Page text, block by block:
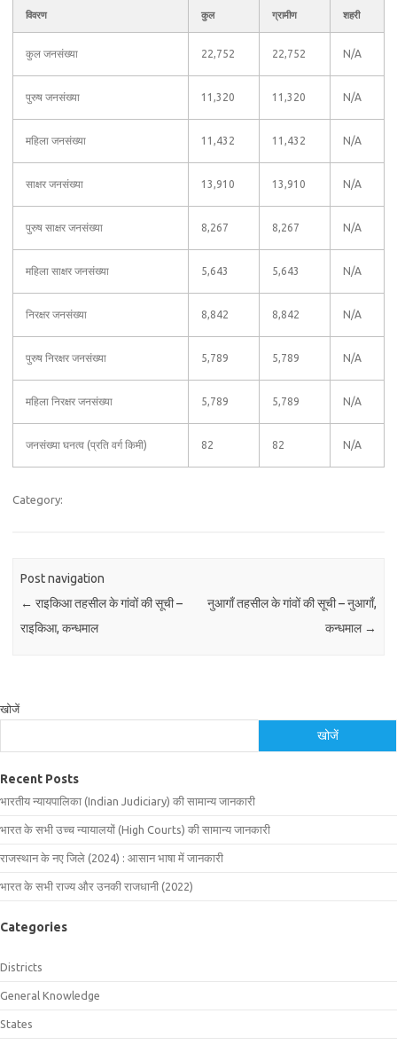
विवरण कुल ग्रामीण शहरी
कुल जनसंख्या 22,752 22,752 N/A
पुरुष जनसंख्या 11,320 11,320 N/A
महिला जनसंख्या 11,432 11,432 N/A
साक्षर जनसंख्या 13,910 13,910 N/A
पुरुष साक्षर जनसंख्या 8,267 8,267 N/A
महिला साक्षर जनसंख्या 5,643 5,643 N/A
निरक्षर जनसंख्या 8,842 8,842 N/A
पुरुष निरक्षर जनसंख्या 5,789 5,789 N/A
महिला निरक्षर जनसंख्या 5,789 5,789 N/A
जनसंख्या घनत्व (प्रति वर्ग किमी) 82 82 N/A
Category:
Post navigation
← राइकिआ तहसील के गांवों की सूची –
राइकिआ, कन्धमाल
नुआगाँ तहसील के गांवों की सूची – नुआगाँ,
कन्धमाल →
खोजें
खोजें
Recent Posts
भारतीय न्यायपालिका (Indian Judiciary) की सामान्य जानकारी
भारत के सभी उच्च न्यायालयों (High Courts) की सामान्य जानकारी
राजस्थान के नए जिले (2024) : आसान भाषा में जानकारी
भारत के सभी राज्य और उनकी राजधानी (2022)
Categories
Districts
General Knowledge
States